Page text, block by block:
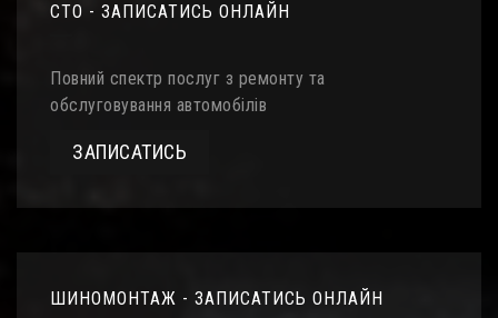
СТО - ЗАПИСАТИСЬ ОНЛАЙН
Повний спектр послуг з ремонту та
обслуговування автомобілів
ЗАПИСАТИСЬ
ШИНОМОНТАЖ - ЗАПИСАТИСЬ ОНЛАЙН